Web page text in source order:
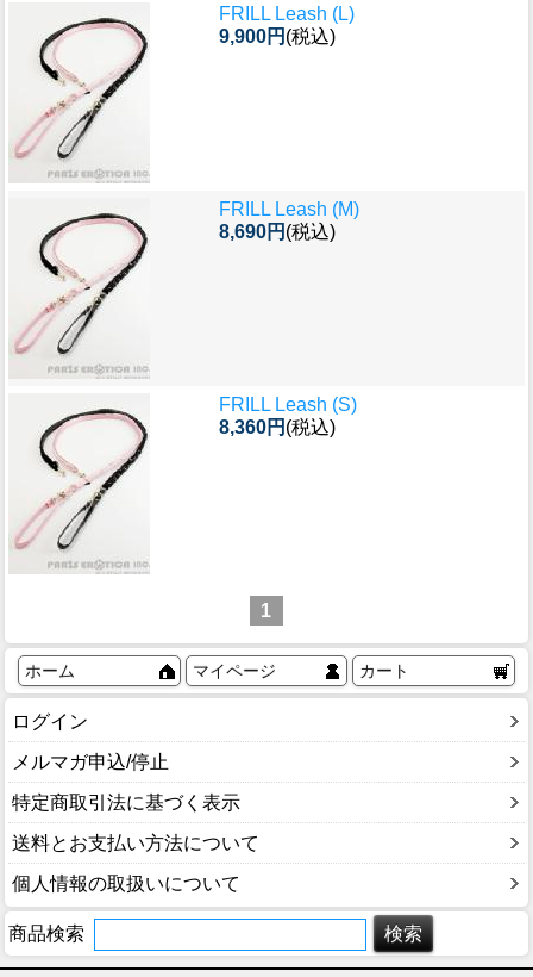
FRILL Leash (L)
9,900円 (税込)
FRILL Leash (M)
8,690円 (税込)
FRILL Leash (S)
8,360円 (税込)
1
ホーム マイページ カート
ログイン
メルマガ申込/停止
特定商取引法に基づく表示
送料とお支払い方法について
個人情報の取扱いについて
商品検索